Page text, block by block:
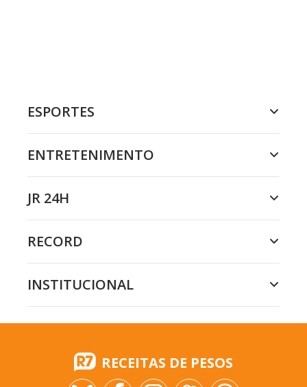
ESPORTES
ENTRETENIMENTO
JR 24H
RECORD
INSTITUCIONAL
RECEITAS DE PESOS